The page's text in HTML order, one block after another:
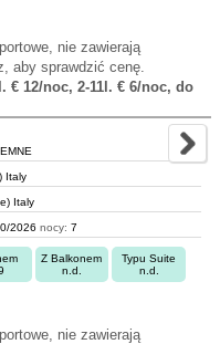
nie zawierają
aby sprawdzić cenę.
€ 12/noc, 2-11l. € 6/noc, do
Italy
Italy
2026 nocy: 7
Z Balkonem
n.d.
Typu Suite
n.d.
nie zawierają